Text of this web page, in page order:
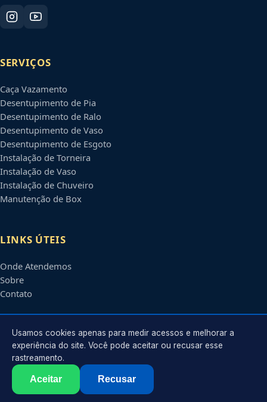
SERVIÇOS
Caça Vazamento
Desentupimento de Pia
Desentupimento de Ralo
Desentupimento de Vaso
Desentupimento de Esgoto
Instalação de Torneira
Instalação de Vaso
Instalação de Chuveiro
Manutenção de Box
LINKS ÚTEIS
Onde Atendemos
Sobre
Contato
CONTATO
Atendimento em
contato@encanadorembarueri.com.br
2026 Encanador emBarueri
. Todos os direitos reservados.
Usamos cookies apenas para medir acessos e melhorar a
experiência do site. Você pode aceitar ou recusar esse
rastreamento.
Aceitar Recusar